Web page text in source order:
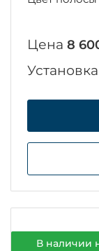
Цена 8
Установка
В наличии